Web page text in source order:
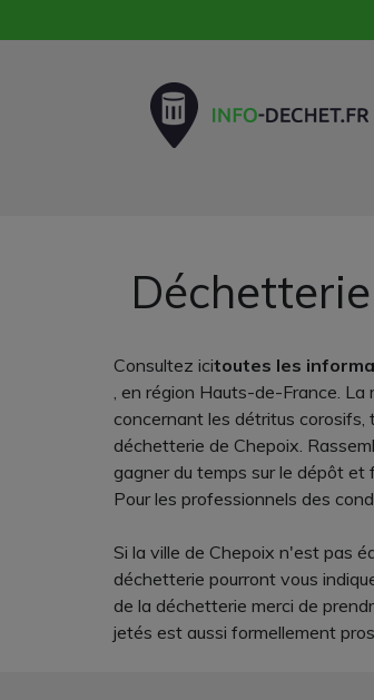
Consultez icitoutes les
, en région Hauts-de-France.
concernant les détritus
déchetterie de Chepoix.
gagner du temps sur le dépôt
Pour les professionnels des
Si la ville de Chepoix n'est pas
déchetterie pourront vous
de la déchetterie merci de
jetés est aussi formellement